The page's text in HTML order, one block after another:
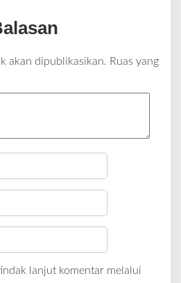
akan dipublikasikan. Ruas yang
lanjut komentar melalui